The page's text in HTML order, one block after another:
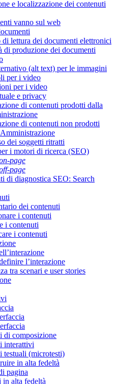
e localizzazione dei contenuti
vanno sul web
di lettura dei documenti elettronici
di produzione dei documenti
(alt text) per le immagini
per i video
per i video
e privacy
di contenuti prodotti dalla
di contenuti non prodotti
dei soggetti ritratti
i motori di ricerca (SEO)
page
page
di diagnostica SEO: Search
dei contenuti
i contenuti
i contenuti
i contenuti
l’interazione
tra scenari e user stories
di composizione
interattivi
testuali (microtesti)
in alta fedeltà
pagina
alta fedeltà